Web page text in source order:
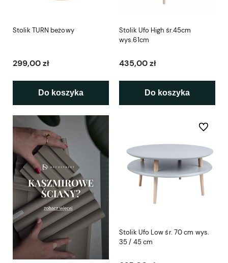
Stolik TURN beżowy
299,00 zł
Do koszyka
Stolik Ufo High śr.45cm
wys.61cm
435,00 zł
Do koszyka
Stolik Ufo Low śr. 70 cm wys.
35 / 45 cm
Do